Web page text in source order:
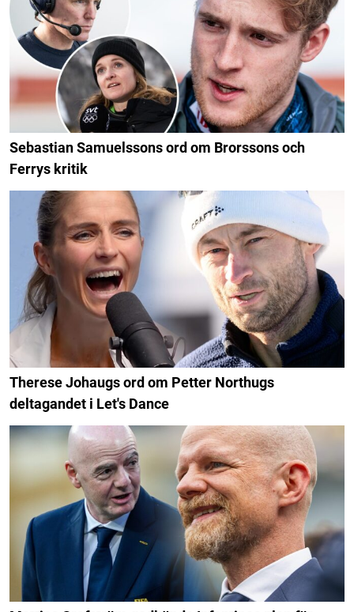
Sebastian Samuelssons ord om Brorssons och
Ferrys kritik
Therese Johaugs ord om Petter Northugs
deltagandet i Let's Dance